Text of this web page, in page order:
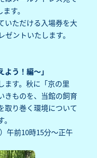
す。
いただける入場券を大
ントいたします。
う！編～」
ます。秋に「京の里
きものを、当館の飼育
取り巻く環境について
午前10時15分～正午